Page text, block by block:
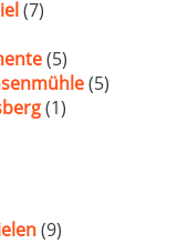
(7)
(5)
(5)
(1)
(9)